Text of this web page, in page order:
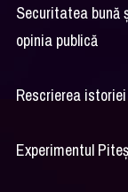
Securitatea bună
opinia publică
Rescrierea
Experimentul